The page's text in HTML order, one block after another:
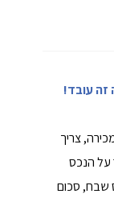
עובד!
צריך
על הנכס
שבח, סכום